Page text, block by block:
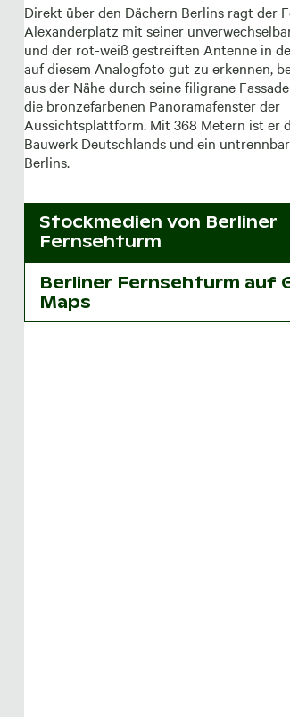
Direkt über den Dächern Berlins ragt der
Alexanderplatz mit seiner
und der rot-weiß gestreiften Antenne in
auf diesem Analogfoto gut zu erkennen,
aus der Nähe durch seine filigrane
die bronzefarbenen Panoramafenster der
Aussichtsplattform. Mit 368 Metern ist er
Bauwerk Deutschlands und ein
Berlins.
Stockmedien von Berliner
Fernsehturm
Berliner Fernsehturm auf
Maps